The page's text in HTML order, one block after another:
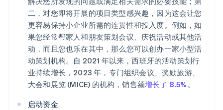
二，对您即将开展的项目类型感兴趣，因为这会让您
更容易保持小企业所需的连贯性和投入度。例如，如
果您经常帮家人和朋友策划会议、庆祝活动或其他活
动，而且您也乐在其中，那么您可以创办一家小型活
动策划机构。自 2021 年以来，西班牙的活动策划行
业持续增长，2023 年，专门组织会议、奖励旅游、
大会和展览 (MICE) 的机构，销售额增长了 8.5%。
启动资金